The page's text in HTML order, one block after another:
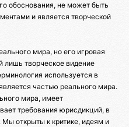
обоснования, не может быть
и является творческой
мира, но его игровая
лишь творческое видение
используется в
частью реального мира.
мира, имеет
требования юрисдикций, в
Мы открыты к критике, идеям и